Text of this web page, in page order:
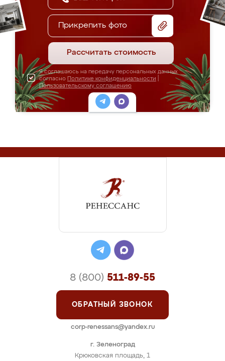
Прикрепить фото
Рассчитать стоимость
Я соглашаюсь на передачу персональных данных
согласно Политике конфиденциальности
Пользовательскому соглашению
г. Зеленоград
Крюковская площадь, 1
8 (800) 511-89-55
ОБРАТНЫЙ ЗВОНОК
corp-renessans@yandex.ru